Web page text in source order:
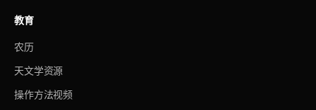
教育
农历
天文学资源
操作方法视频